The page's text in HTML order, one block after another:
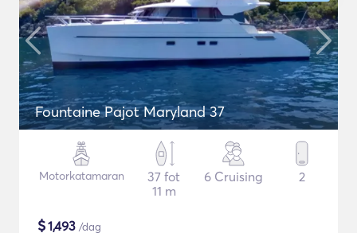
Fountaine Pajot Maryland 37
Motorkatamaran
37 fot
11 m
6 Cruising 2
$1,493 /dag